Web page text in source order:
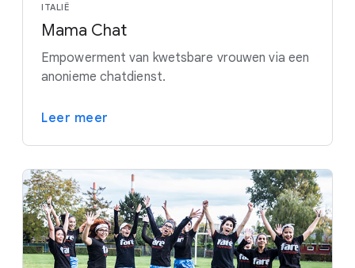
ITALIË
Mama Chat
Empowerment van kwetsbare vrouwen via een
anonieme chatdienst.
Leer meer